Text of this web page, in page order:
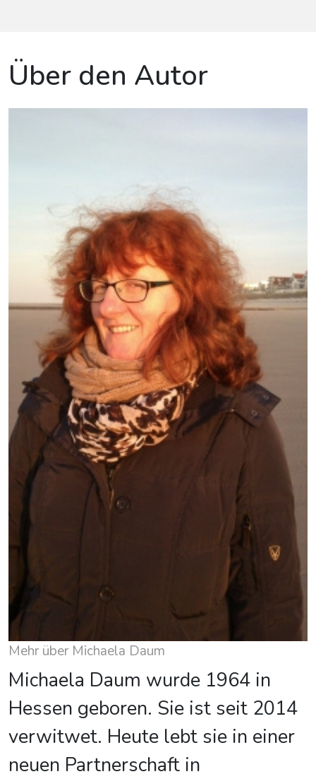
Über den Autor
Mehr über Michaela Daum
Michaela Daum wurde 1964 in
Hessen geboren. Sie ist seit 2014
verwitwet. Heute lebt sie in einer
neuen Partnerschaft in